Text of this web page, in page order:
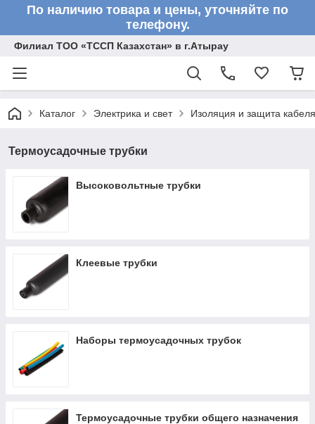
По наличию товара и цены, уточняйте по
телефону.
Филиал ТОО «ТССП Казахстан» в г.Атырау
Каталог Электрика и свет Изоляция и защита кабеля
Термоусадочные трубки
Высоковольтные трубки
Клеевые трубки
Наборы термоусадочных трубок
Термоусадочные трубки общего назначения